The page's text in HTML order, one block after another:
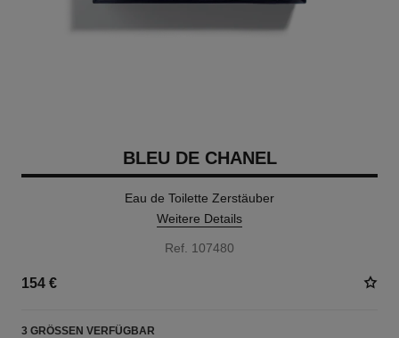
BLEU DE CHANEL
Eau de Toilette Zerstäuber
Weitere Details
Ref. 107480
154 €
3 GRÖSSEN VERFÜGBAR